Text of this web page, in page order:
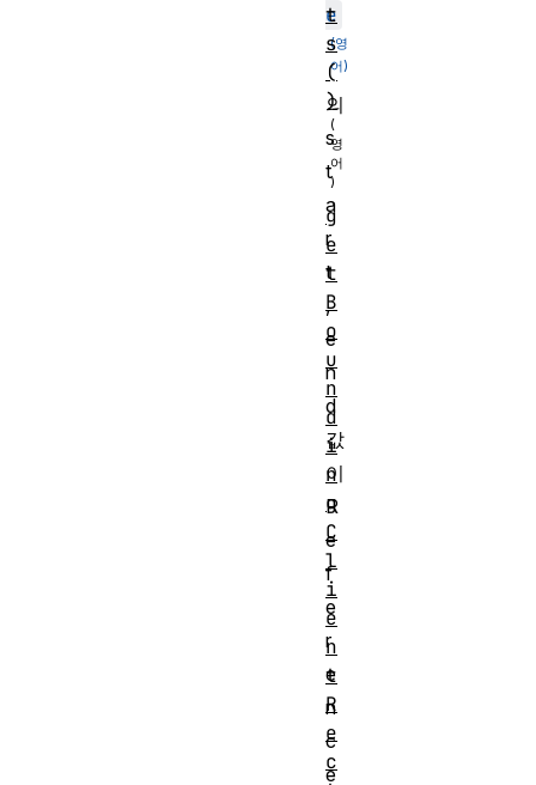
e
의
s
t
a
r
t
,
e
n
d
값
이
R
e
f
e
r
e
n
c
e
t
s
(
)
g
e
t
B
o
u
n
d
i
n
g
C
l
i
e
n
t
R
e
c